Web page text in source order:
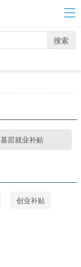
搜索
基层就业补贴
创业补贴